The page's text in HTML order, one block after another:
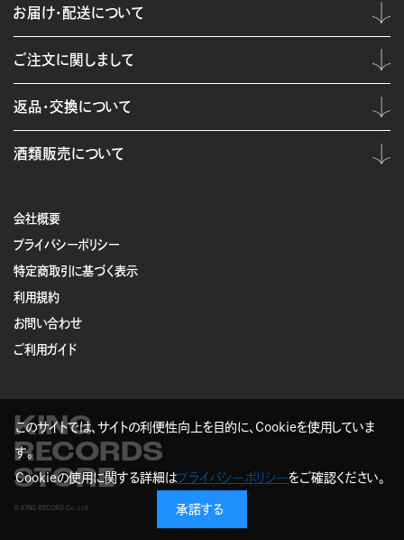
会社概要
プライバシーポリシー
特定商取引に基づく表示
利用規約
お問い合わせ
ご利用ガイド
KING
RECORDS
STORE
© KING RECORD Co.,Ltd.
お届け・配送について
ご注文に関しまして
返品・交換について
酒類販売について
このサイトでは、サイトの利便性向上を目的に、Cookieを使用していま
す。
Cookieの使用に関する詳細はプライバシーポリシーをご確認ください。
承諾する